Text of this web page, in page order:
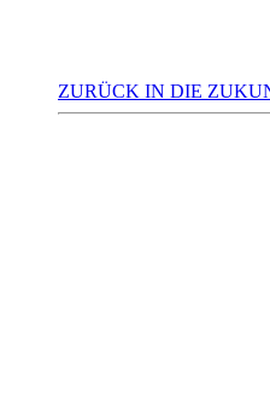
ZURÜCK IN DIE